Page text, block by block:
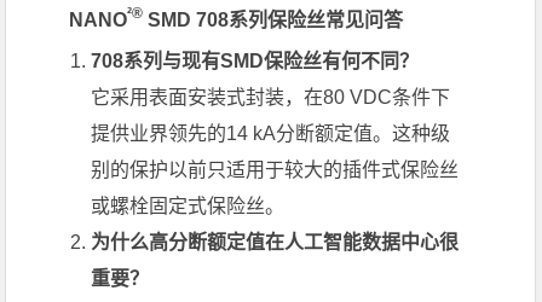
NANO²® SMD 708系列保险丝常见问答
708系列与现有SMD保险丝有何不同？
它采用表面安装式封装，在80 VDC条件下
提供业界领先的14 kA分断额定值。这种级
别的保护以前只适用于较大的插件式保险丝
或螺栓固定式保险丝。
为什么高分断额定值在人工智能数据中心很
重要？